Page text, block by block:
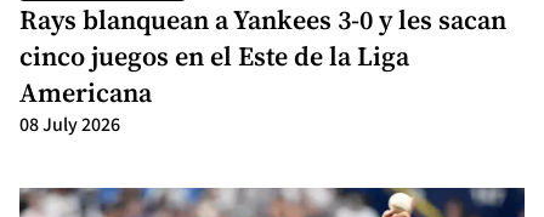
Rays blanquean a Yankees 3-0 y les sacan
cinco juegos en el Este de la Liga
Americana
08 July 2026